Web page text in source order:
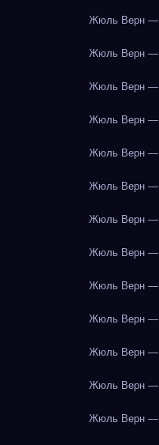
Жюль Верн —
Жюль Верн —
Жюль Верн —
Жюль Верн —
Жюль Верн —
Жюль Верн —
Жюль Верн —
Жюль Верн —
Жюль Верн —
Жюль Верн —
Жюль Верн —
Жюль Верн —
Жюль Верн —